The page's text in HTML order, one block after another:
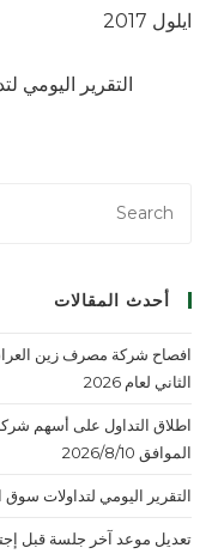
ايلول 2017
أحدث المقالات
افصاح شركة مصرف زين العراق
الثاني لعام 2026
اطلاق التداول على أسهم
الموافق 2026/8/10
التقرير اليومي لتداولات سوق
تعديل موعد آخر جلسة قبل